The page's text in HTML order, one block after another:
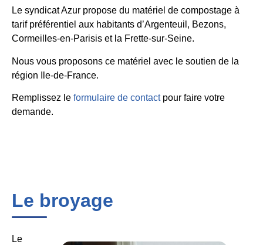
Le syndicat Azur propose du matériel de compostage à
tarif préférentiel aux habitants d’Argenteuil, Bezons,
Cormeilles-en-Parisis et la Frette-sur-Seine.
Nous vous proposons ce matériel avec le soutien de la
région Ile-de-France.
Remplissez le formulaire de contactpour faire votre
demande.
Le broyage
Le